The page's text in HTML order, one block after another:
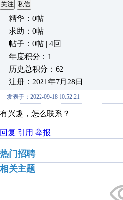
关注 私信
精华：0帖
求助：0帖
帖子：0帖 | 4回
年度积分：1
历史总积分：62
注册：2021年7月28日
发表于：2022-09-18 10:52:21
有兴趣，怎么联系？
回复 引用 举报
热门招聘
相关主题